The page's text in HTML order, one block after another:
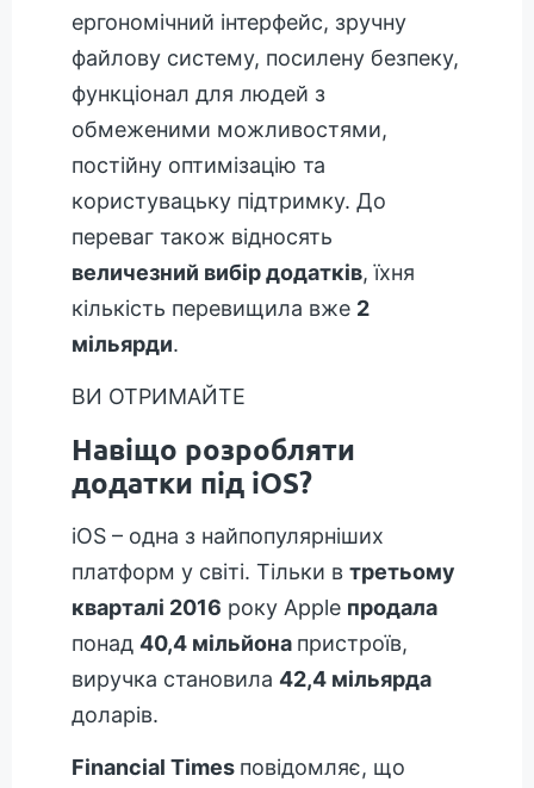
ергономічний інтерфейс, зручну
файлову систему, посилену безпеку,
функціонал для людей з
обмеженими можливостями,
постійну оптимізацію та
користувацьку підтримку. До
переваг також відносять
величезний вибір додатків, їхня
кількість перевищила вже 2
мільярди.
ВИ ОТРИМАЙТЕ
Навіщо розробляти
додатки під iOS?
iOS – одна з найпопулярніших
платформ у світі. Тільки в третьому
кварталі 2016 року Apple продала
понад 40,4 мільйона пристроїв,
виручка становила 42,4 мільярда
доларів.
Financial Times повідомляє, що